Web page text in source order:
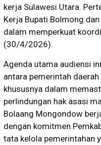
kerja Sulawesi Utara.
Kerja Bupati Bolmong
dalam memperkuat
(30/4/2026).
Agenda utama audiensi
antara pemerintah
khususnya dalam
perlindungan hak asasi
Bolaang Mongondow
dengan komitmen
tata kelola pemerintahan